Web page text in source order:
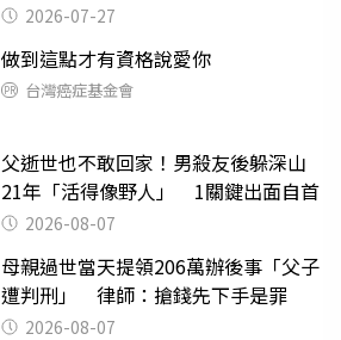
2026-07-27
做到這點才有資格說愛你
台灣癌症基金會
父逝世也不敢回家！男殺友後躲深山
21年「活得像野人」 1關鍵出面自首
2026-08-07
母親過世當天提領206萬辦後事「父子
遭判刑」 律師：搶錢先下手是罪
2026-08-07